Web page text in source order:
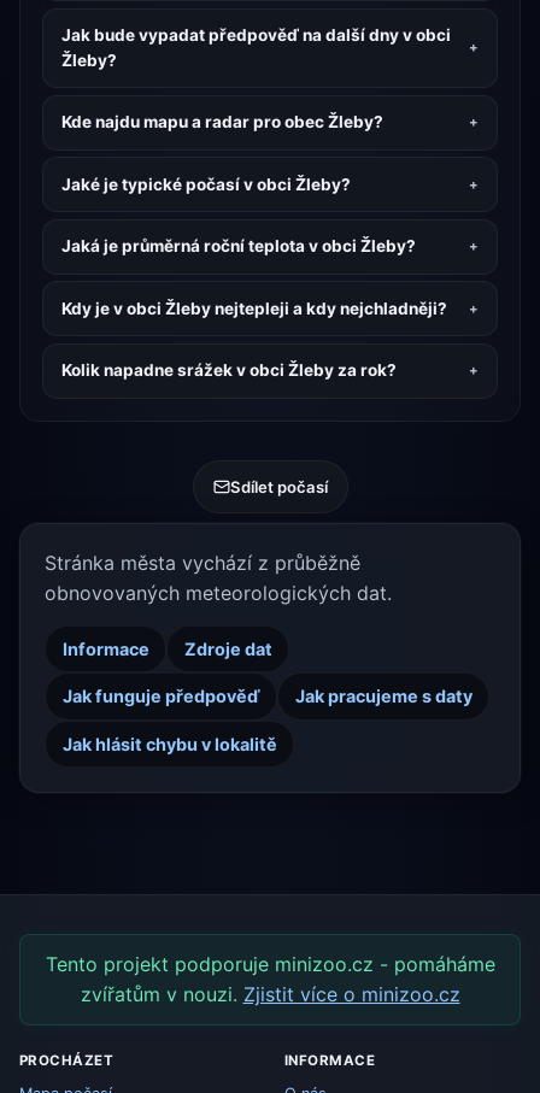
Jak bude vypadat předpověď na další dny v obci
Žleby?
Kde najdu mapu a radar pro obec Žleby?
Jaké je typické počasí v obci Žleby?
Jaká je průměrná roční teplota v obci Žleby?
Kdy je v obci Žleby nejtepleji a kdy nejchladněji?
Kolik napadne srážek v obci Žleby za rok?
Sdílet počasí
Stránka města vychází z průběžně
obnovovaných meteorologických dat.
Informace Zdroje dat
Jak funguje předpověď Jak pracujeme s daty
Jak hlásit chybu v lokalitě
Tento projekt podporuje minizoo.cz - pomáháme
zvířatům v nouzi. Zjistit více o minizoo.cz
PROCHÁZET INFORMACE